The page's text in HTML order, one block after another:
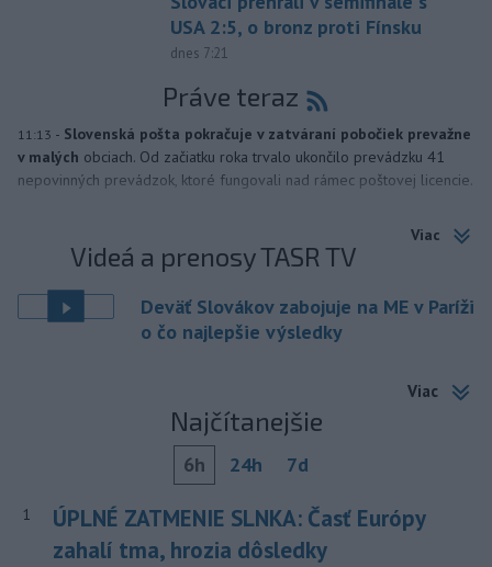
USA 2:5, o bronz proti Fínsku
dnes 7:21
Práve teraz
11:13 - Slovenská pošta pokračuje v zatváraní pobočiek prevažne
v malých obciach. Od začiatku roka trvalo ukončilo prevádzku 41
nepovinných prevádzok, ktoré fungovali nad rámec poštovej licencie.
Viac
Videá a prenosy TASR TV
Deväť Slovákov zabojuje na ME v Paríži
o čo najlepšie výsledky
Viac
Najčítanejšie
6h 24h 7d
1
ÚPLNÉ ZATMENIE SLNKA: Časť Európy
zahalí tma, hrozia dôsledky